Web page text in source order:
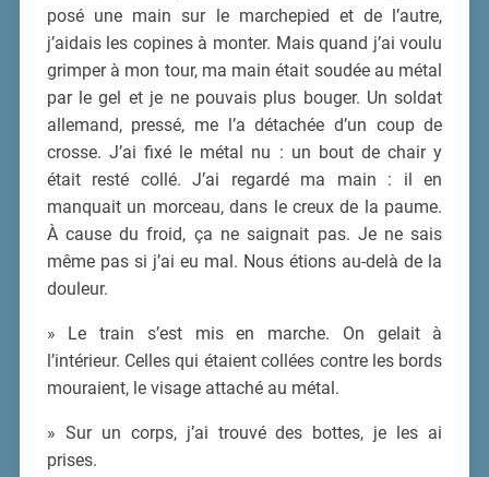
posé une main sur le marchepied et de l’autre,
j’aidais les copines à monter. Mais quand j’ai voulu
grimper à mon tour, ma main était soudée au métal
par le gel et je ne pouvais plus bouger. Un soldat
allemand, pressé, me l’a détachée d’un coup de
crosse. J’ai fixé le métal nu : un bout de chair y
était resté collé. J’ai regardé ma main : il en
manquait un morceau, dans le creux de la paume.
À cause du froid, ça ne saignait pas. Je ne sais
même pas si j’ai eu mal. Nous étions au-delà de la
douleur.
» Le train s’est mis en marche. On gelait à
l’intérieur. Celles qui étaient collées contre les bords
mouraient, le visage attaché au métal.
» Sur un corps, j’ai trouvé des bottes, je les ai
prises.